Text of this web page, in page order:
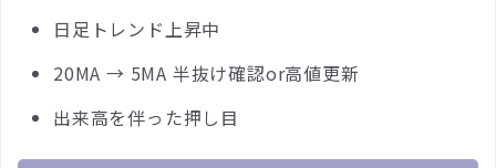
日足トレンド上昇中
20MA → 5MA 半抜け確認or高値更新
出来高を伴った押し目